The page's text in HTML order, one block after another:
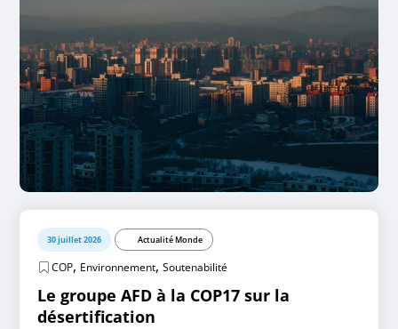
30 juillet 2026 Actualité Monde
COP, Environnement,Soutenabilité
Le groupe AFD à la COP17 sur la
désertification